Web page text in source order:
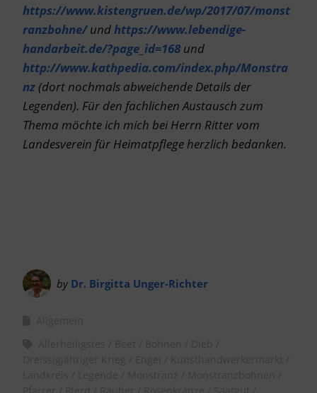
https://www.kistengruen.de/wp/2017/07/monst
ranzbohne/und https://www.lebendige-
handarbeit.de/?page_id=168 und
http://www.kathpedia.com/index.php/Monstra
nz (dort nochmals abweichende Details der
Legenden). Für den fachlichen Austausch zum
Thema möchte ich mich bei Herrn Ritter vom
Landesverein für Heimatpflege herzlich bedanken.
by Dr. Birgitta Unger-Richter